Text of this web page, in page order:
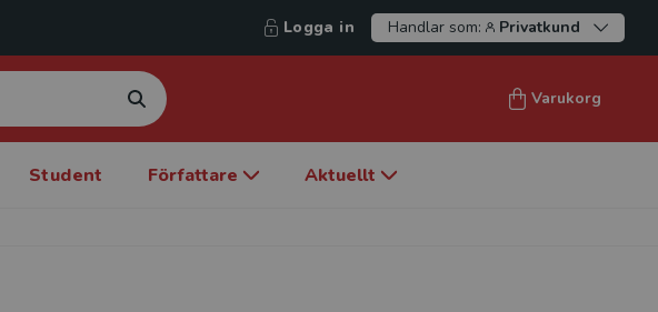
Logga in Handlar som: Privatkund
Varukorg
Student Författare Aktuellt